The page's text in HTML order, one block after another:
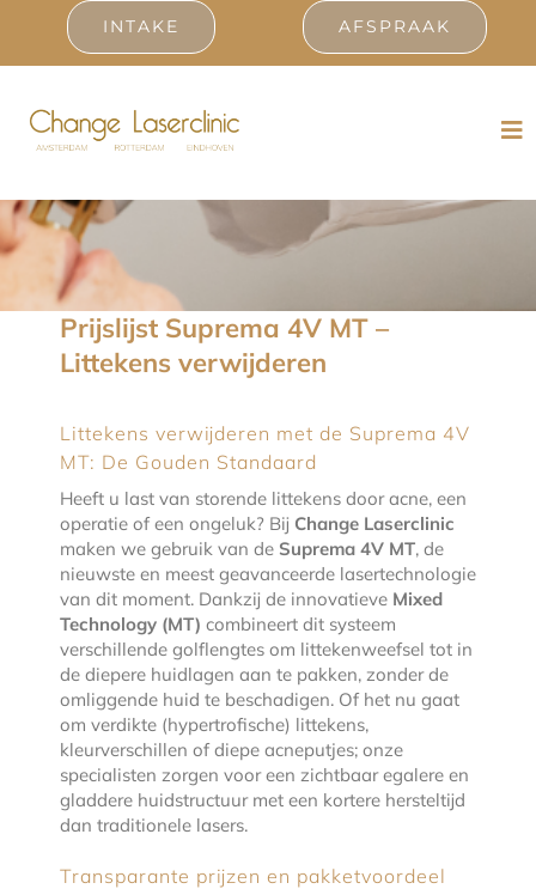
inhoud
INTAKE AFSPRAAK
Laserbehandelingen
Prijslijst
Resultaten
Contact
Prijslijst Suprema 4V MT –
Littekens verwijderen
Littekens verwijderen met de Suprema 4V
MT: De Gouden Standaard
Heeft u last van storende littekens door acne, een
operatie of een ongeluk? Bij Change Laserclinic
maken we gebruik van de Suprema 4V MT, de
nieuwste en meest geavanceerde lasertechnologie
van dit moment. Dankzij de innovatieve Mixed
Technology (MT) combineert dit systeem
verschillende golflengtes om littekenweefsel tot in
de diepere huidlagen aan te pakken, zonder de
omliggende huid te beschadigen. Of het nu gaat
om verdikte (hypertrofische) littekens,
kleurverschillen of diepe acneputjes; onze
specialisten zorgen voor een zichtbaar egalere en
gladdere huidstructuur met een kortere hersteltijd
dan traditionele lasers.
Transparante prijzen en pakketvoordeel